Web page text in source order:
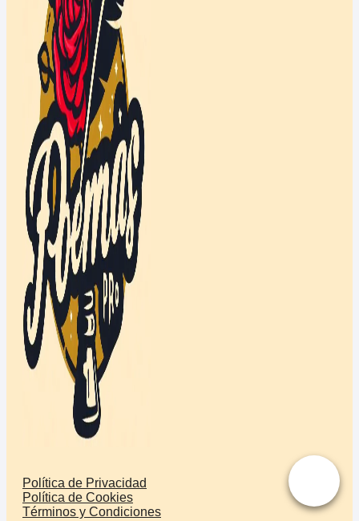
Política de Privacidad
Política de Cookies
Términos y Condiciones